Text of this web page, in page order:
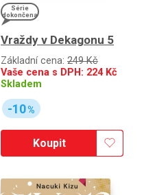
Série
dokončena
Vraždy v Dekagonu 5
Základní cena: 249 Kč
Vaše cena s DPH: 224Kč
Skladem
-10%
Koupit